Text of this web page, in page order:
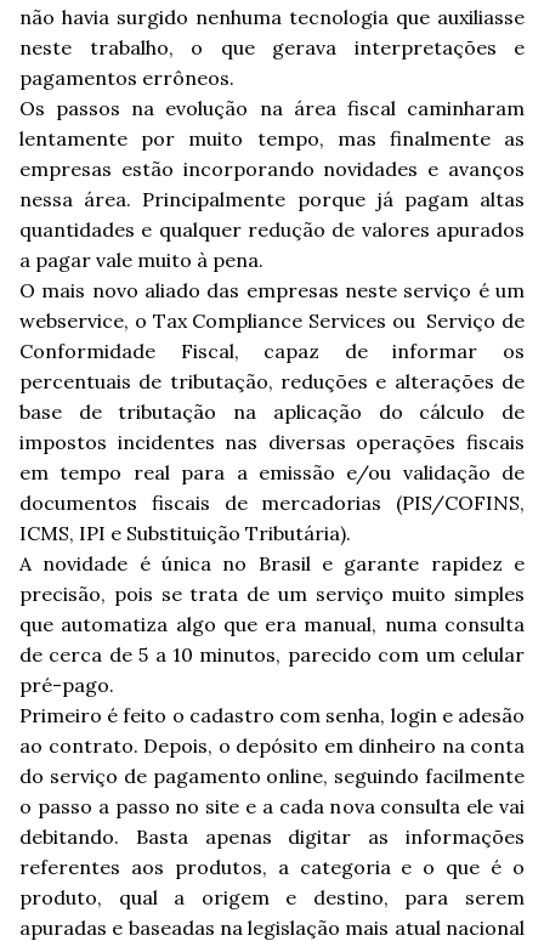
não havia surgido nenhuma tecnologia que auxiliasse
neste trabalho, o que gerava interpretações e
pagamentos errôneos.
Os passos na evolução na área fiscal caminharam
lentamente por muito tempo, mas finalmente as
empresas estão incorporando novidades e avanços
nessa área. Principalmente porque já pagam altas
quantidades e qualquer redução de valores apurados
a pagar vale muito à pena.
O mais novo aliado das empresas neste serviço é um
webservice, o Tax Compliance Services ou Serviço de
Conformidade Fiscal, capaz de informar os
percentuais de tributação, reduções e alterações de
base de tributação na aplicação do cálculo de
impostos incidentes nas diversas operações fiscais
em tempo real para a emissão e/ou validação de
documentos fiscais de mercadorias (PIS/COFINS,
ICMS, IPI e Substituição Tributária).
A novidade é única no Brasil e garante rapidez e
precisão, pois se trata de um serviço muito simples
que automatiza algo que era manual, numa consulta
de cerca de 5 a 10 minutos, parecido com um celular
pré-pago.
Primeiro é feito o cadastro com senha, login e adesão
ao contrato. Depois, o depósito em dinheiro na conta
do serviço de pagamento online, seguindo facilmente
o passo a passo no site e a cada nova consulta ele vai
debitando. Basta apenas digitar as informações
referentes aos produtos, a categoria e o que é o
produto, qual a origem e destino, para serem
apuradas e baseadas na legislação mais atual nacional